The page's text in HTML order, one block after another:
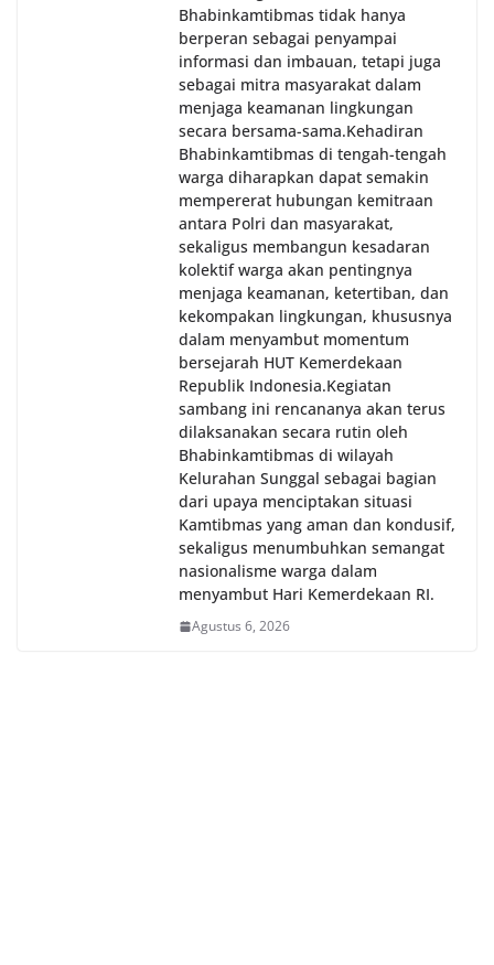
Bhabinkamtibmas tidak hanya
berperan sebagai penyampai
informasi dan imbauan, tetapi juga
sebagai mitra masyarakat dalam
menjaga keamanan lingkungan
secara bersama-sama.‎‎Kehadiran
Bhabinkamtibmas di tengah-tengah
warga diharapkan dapat semakin
mempererat hubungan kemitraan
antara Polri dan masyarakat,
sekaligus membangun kesadaran
kolektif warga akan pentingnya
menjaga keamanan, ketertiban, dan
kekompakan lingkungan, khususnya
dalam menyambut momentum
bersejarah HUT Kemerdekaan
Republik Indonesia.‎Kegiatan
sambang ini rencananya akan terus
dilaksanakan secara rutin oleh
Bhabinkamtibmas di wilayah
Kelurahan Sunggal sebagai bagian
dari upaya menciptakan situasi
Kamtibmas yang aman dan kondusif,
sekaligus menumbuhkan semangat
nasionalisme warga dalam
menyambut Hari Kemerdekaan RI.
Agustus 6, 2026